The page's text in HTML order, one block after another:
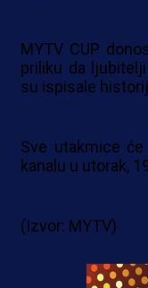
MYTV CUP
priliku da
su ispisale
Sve utakmice
kanalu u utorak,
(Izvor: MYTV)